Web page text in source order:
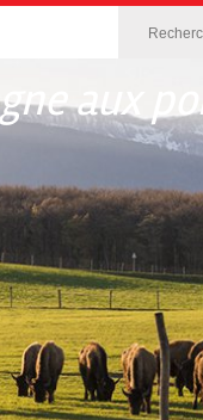
aux